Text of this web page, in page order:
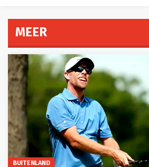
MEER
BUITENLAND